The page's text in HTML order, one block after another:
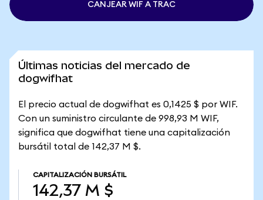
CANJEAR WIF A TRAC
Últimas noticias del mercado de
dogwifhat
El precio actual de dogwifhat es 0,1425 $ por WIF.
Con un suministro circulante de 998,93 M WIF,
significa que dogwifhat tiene una capitalización
bursátil total de 142,37 M $.
CAPITALIZACIÓN BURSÁTIL
142,37 M $